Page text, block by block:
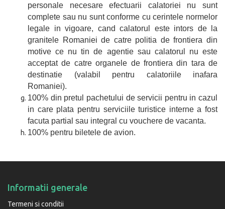
personale necesare efectuarii calatoriei nu sunt
complete sau nu sunt conforme cu cerintele normelor
legale in vigoare, cand calatorul este intors de la
granitele Romaniei de catre politia de frontiera din
motive ce nu tin de agentie sau calatorul nu este
acceptat de catre organele de frontiera din tara de
destinatie (valabil pentru calatoriile inafara
Romaniei).
100% din pretul pachetului de servicii pentru in cazul
in care plata pentru serviciile turistice interne a fost
facuta partial sau integral cu vouchere de vacanta.
100% pentru biletele de avion.
Informatii generale
Termeni si conditii